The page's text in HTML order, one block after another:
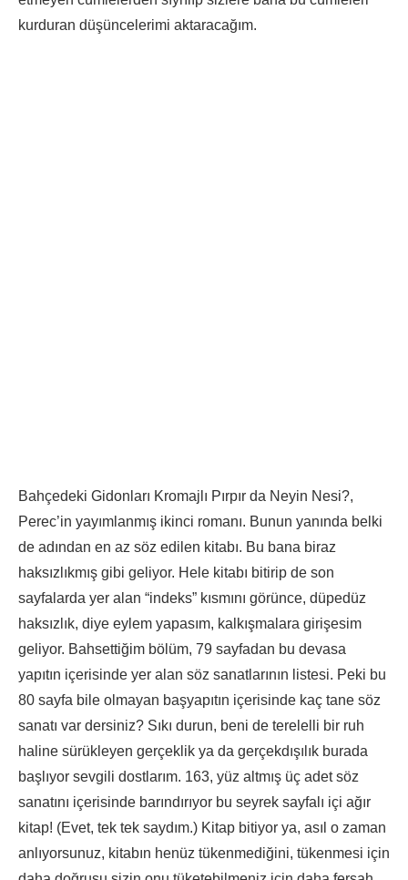
kurduran düşüncelerimi aktaracağım.
Bahçedeki Gidonları Kromajlı Pırpır da Neyin Nesi?,
Perec’in yayımlanmış ikinci romanı. Bunun yanında belki
de adından en az söz edilen kitabı. Bu bana biraz
haksızlıkmış gibi geliyor. Hele kitabı bitirip de son
sayfalarda yer alan “indeks” kısmını görünce, düpedüz
haksızlık, diye eylem yapasım, kalkışmalara girişesim
geliyor. Bahsettiğim bölüm, 79 sayfadan bu devasa
yapıtın içerisinde yer alan söz sanatlarının listesi. Peki bu
80 sayfa bile olmayan başyapıtın içerisinde kaç tane söz
sanatı var dersiniz? Sıkı durun, beni de terelelli bir ruh
haline sürükleyen gerçeklik ya da gerçekdışılık burada
başlıyor sevgili dostlarım. 163, yüz altmış üç adet söz
sanatını içerisinde barındırıyor bu seyrek sayfalı içi ağır
kitap! (Evet, tek tek saydım.) Kitap bitiyor ya, asıl o zaman
anlıyorsunuz, kitabın henüz tükenmediğini, tükenmesi için